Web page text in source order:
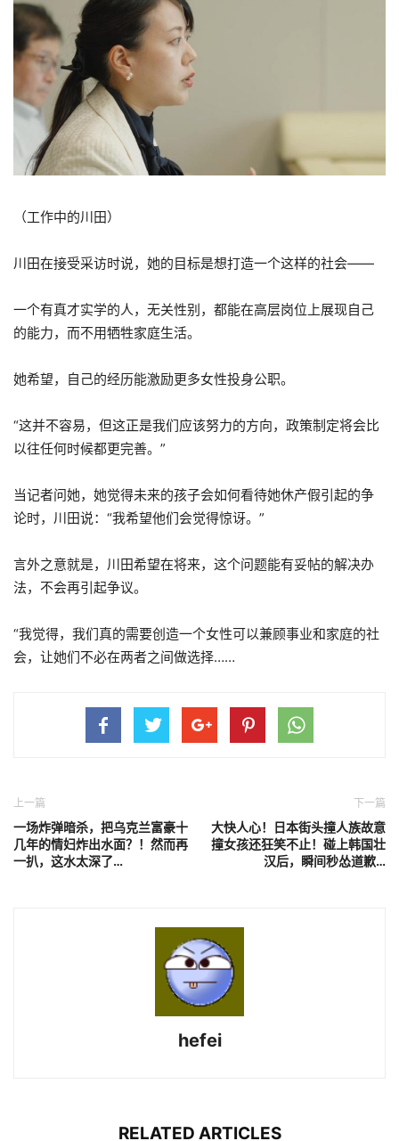
（工作中的川田）
川田在接受采访时说，她的目标是想打造一个这样的社会——
一个有真才实学的人，无关性别，都能在高层岗位上展现自己
的能力，而不用牺牲家庭生活。
她希望，自己的经历能激励更多女性投身公职。
“这并不容易，但这正是我们应该努力的方向，政策制定将会比
以往任何时候都更完善。”
当记者问她，她觉得未来的孩子会如何看待她休产假引起的争
论时，川田说：“我希望他们会觉得惊讶。”
言外之意就是，川田希望在将来，这个问题能有妥帖的解决办
法，不会再引起争议。
“我觉得，我们真的需要创造一个女性可以兼顾事业和家庭的社
会，让她们不必在两者之间做选择……
上一篇
一场炸弹暗杀，把乌克兰富豪十
几年的情妇炸出水面？！然而再
一扒，这水太深了…
下一篇
大快人心！日本街头撞人族故意
撞女孩还狂笑不止！碰上韩国壮
汉后，瞬间秒怂道歉…
hefei
RELATED ARTICLES